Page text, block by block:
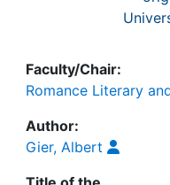
Faculty/Chair:
Romance Literary
Author:
Gier, Albert